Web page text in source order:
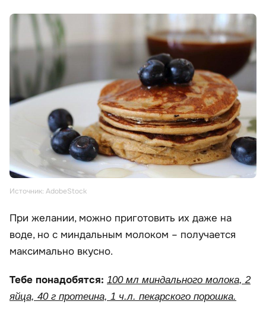
Источник: AdobeStock
При желании, можно приготовить их даже на
воде, но с миндальным молоком – получается
максимально вкусно.
Тебе понадобятся: 100 мл миндального молока, 2
яйца, 40 г протеина, 1 ч.л. пекарского порошка.